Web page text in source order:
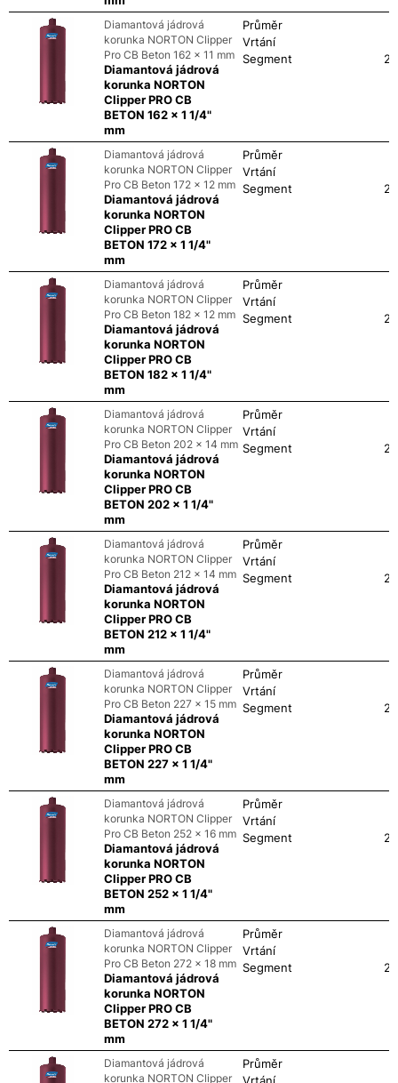
Diamantová jádrová
korunka NORTON Clipper
Pro CB Beton 162 x 11 mm
Diamantová jádrová
korunka NORTON
Clipper PRO CB
BETON 162 x 1 1/4"
mm
Průměr
Vrtání
Segment
Diamantová jádrová
korunka NORTON Clipper
Pro CB Beton 172 x 12 mm
Diamantová jádrová
korunka NORTON
Clipper PRO CB
BETON 172 x 1 1/4"
mm
Průměr
Vrtání
Segment
Diamantová jádrová
korunka NORTON Clipper
Pro CB Beton 182 x 12 mm
Diamantová jádrová
korunka NORTON
Clipper PRO CB
BETON 182 x 1 1/4"
mm
Průměr
Vrtání
Segment
Diamantová jádrová
korunka NORTON Clipper
Pro CB Beton 202 x 14 mm
Diamantová jádrová
korunka NORTON
Clipper PRO CB
BETON 202 x 1 1/4"
mm
Průměr
Vrtání
Segment
Diamantová jádrová
korunka NORTON Clipper
Pro CB Beton 212 x 14 mm
Diamantová jádrová
korunka NORTON
Clipper PRO CB
BETON 212 x 1 1/4"
mm
Průměr
Vrtání
Segment
Diamantová jádrová
korunka NORTON Clipper
Pro CB Beton 227 x 15 mm
Diamantová jádrová
korunka NORTON
Clipper PRO CB
BETON 227 x 1 1/4"
mm
Průměr
Vrtání
Segment
Diamantová jádrová
korunka NORTON Clipper
Pro CB Beton 252 x 16 mm
Diamantová jádrová
korunka NORTON
Clipper PRO CB
BETON 252 x 1 1/4"
mm
Průměr
Vrtání
Segment
Diamantová jádrová
korunka NORTON Clipper
Pro CB Beton 272 x 18 mm
Diamantová jádrová
korunka NORTON
Clipper PRO CB
BETON 272 x 1 1/4"
mm
Průměr
Vrtání
Segment
Diamantová jádrová
korunka NORTON Clipper
Průměr
Vrtání